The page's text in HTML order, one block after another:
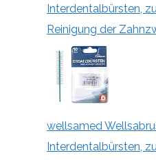
Interdentalbürsten,
Reinigung der
wellsamed
Interdentalbürsten,